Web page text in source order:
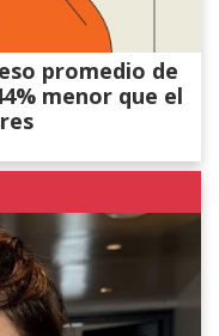
promedio de
menor que el